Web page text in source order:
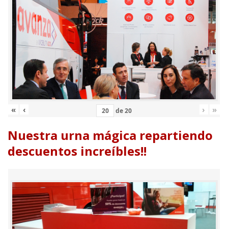
« ‹ de20 › »
Nuestra urna mágica repartiendo
descuentos increíbles!!